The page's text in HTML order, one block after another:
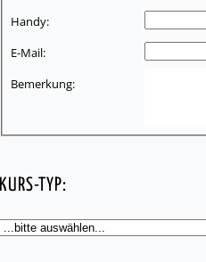
Handy:
E-Mail:
Bemerkung:
KURS-TYP: